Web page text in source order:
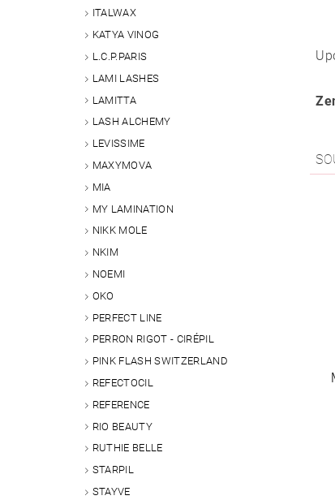
ITALWAX
KATYA VINOG
L.C.P.PARIS
LAMI LASHES
LAMITTA
LASH ALCHEMY
LEVISSIME
MAXYMOVA
MIA
MY LAMINATION
NIKK MOLE
NKIM
NOEMI
OKO
PERFECT LINE
PERRON RIGOT - CIRÉPIL
PINK FLASH SWITZERLAND
REFECTOCIL
REFERENCE
RIO BEAUTY
RUTHIE BELLE
STARPIL
STAYVE